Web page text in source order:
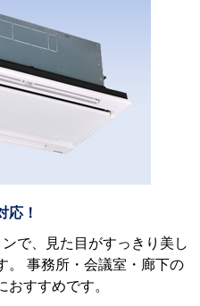
応！
で、見た目がすっきり美し
。 事務所・会議室・廊下の
すすめです。